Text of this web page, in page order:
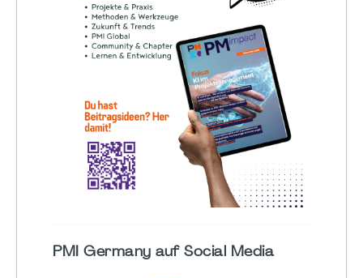
PMI Germany auf Social Media